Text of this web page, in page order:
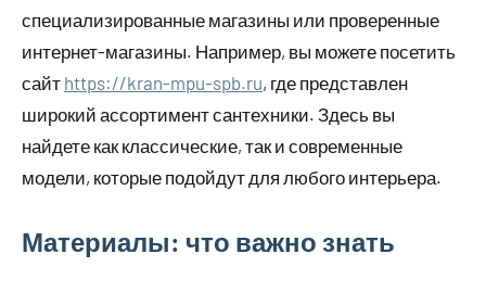
специализированные магазины или проверенные
интернет-магазины. Например, вы можете посетить
сайт https://kran-mpu-spb.ru, где представлен
широкий ассортимент сантехники. Здесь вы
найдете как классические, так и современные
модели, которые подойдут для любого интерьера.
Материалы: что важно знать